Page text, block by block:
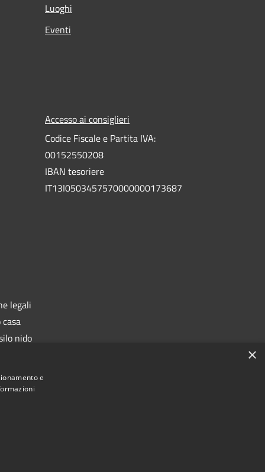
Luoghi
Eventi
Accesso ai consiglieri
Codice Fiscale e Partita IVA:
00152550208
IBAN tesoriere
IT13I0503457570000000173687
legali
nido
×
e